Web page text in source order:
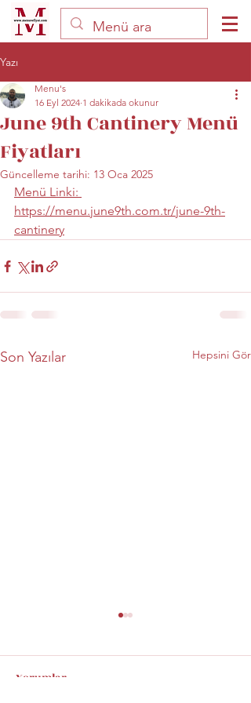
Yazı
June 9th Cantinery Menü
Fiyatları
Menu's
16 Eyl 2024 1 dakikada okunur
Güncelleme tarihi: 13 Oca 2025
Menü Linki:
https://menu.june9th.com.tr/june-9th-
cantinery
Son Yazılar Hepsini Gör
Yorumlar